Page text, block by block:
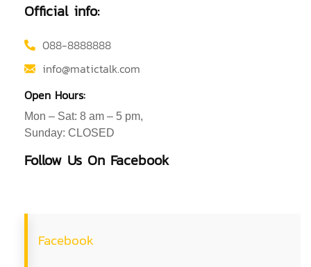
Official info:
088-8888888
info@matictalk.com
Open Hours:
Mon – Sat: 8 am – 5 pm,
Sunday: CLOSED
Follow Us On Facebook
Facebook